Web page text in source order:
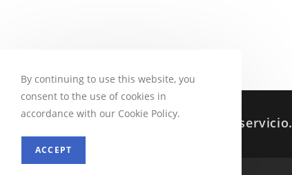
Sabes que siempre estoy a tu servicio.
By continuing to use this website, you
consent to the use of cookies in
accordance with our Cookie Policy.
ACCEPT